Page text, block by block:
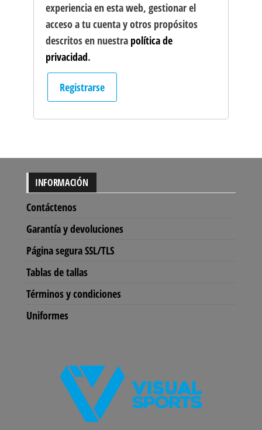
experiencia en esta web, gestionar el
acceso a tu cuenta y otros propósitos
descritos en nuestra política de
privacidad.
Registrarse
INFORMACIÓN
Contáctenos
Garantía y devoluciones
Página segura SSL/TLS
Tablas de tallas
Términos y condiciones
Uniformes